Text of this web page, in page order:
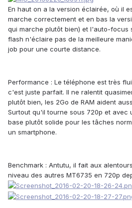
En haut on a la version éclairée, où il
marche correctement et en bas la
qui marche plutôt bien) et l'auto-focus
flash n'éclaire pas de la meilleure
job pour une courte distance.
Performance : Le téléphone est très
c'est juste parfait. Il ne ralentit
plutôt bien, les 2Go de RAM aident
Surtout qu'il tourne sous 720p et avec
base plutôt solide pour les tâches
un smartphone.
Benchmark : Antutu, il fait aux
niveau des autres MT6735 en 720p